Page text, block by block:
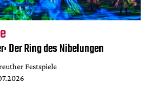
Der Ring des Nibelungen
Festspiele